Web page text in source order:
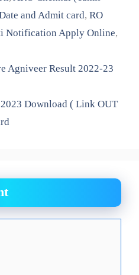
and Admit card, RO
Notification Apply Online,
Agniveer Result 2022-23
Download ( Link OUT